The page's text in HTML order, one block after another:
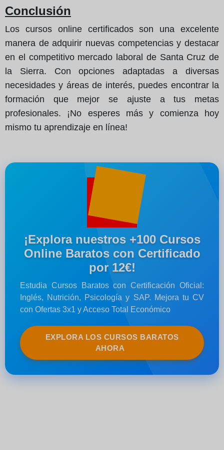
Conclusión
Los cursos online certificados son una excelente
manera de adquirir nuevas competencias y destacar
en el competitivo mercado laboral de Santa Cruz de
la Sierra. Con opciones adaptadas a diversas
necesidades y áreas de interés, puedes encontrar la
formación que mejor se ajuste a tus metas
profesionales. ¡No esperes más y comienza hoy
mismo tu aprendizaje en línea!
¡Explora nuestros +100 Cursos
Online Baratos con Certificado
por 12€!
Estudia Cursos Baratos con Certificación Oficial:
Inglés, Nutrición, Psicología y SAP. Mejora tu CV
con Ofertas 3x1 y Acceso Total Económico
EXPLORA LOS CURSOS BARATOS
AHORA